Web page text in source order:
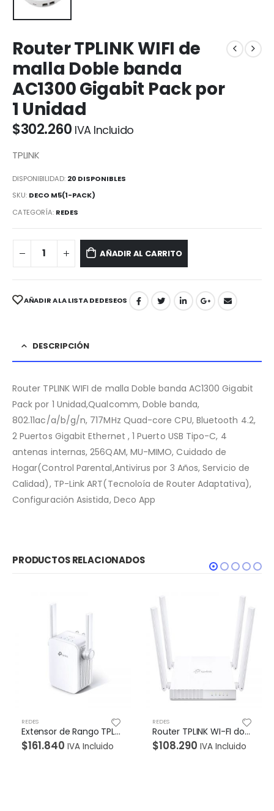
Router TPLINK WIFI de
malla Doble banda
AC1300 Gigabit Pack por
1 Unidad
$302.260 IVA Incluido
TPLINK
DISPONIBILIDAD: 20 DISPONIBLES
SKU: DECO M5(1-PACK)
CATEGORÍA: REDES
AÑADIR AL CARRITO
AÑADIR A LA LISTA DE DESEOS
DESCRIPCIÓN
Router TPLINK WIFI de malla Doble banda AC1300 Gigabit
Pack por 1 Unidad,Qualcomm, Doble banda,
802.11ac/a/b/g/n, 717MHz Quad-core CPU, Bluetooth 4.2,
2 Puertos Gigabit Ethernet , 1 Puerto USB Tipo-C, 4
antenas internas, 256QAM, MU-MIMO, Cuidado de
Hogar(Control Parental,Antivirus por 3 Años, Servicio de
Calidad), TP-Link ART(Tecnoloía de Router Adaptativa),
Configuración Asistida, Deco App
PRODUCTOS RELACIONADOS
REDES
$108.290 IVA Incluido
REDES
$65.450 IVA Incluido